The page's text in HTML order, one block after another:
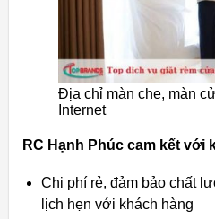
Địa chỉ màn che, màn
Internet
RC Hạnh Phúc cam kết với
Chi phí rẻ, đảm bảo chất
lịch hẹn với khách hàng